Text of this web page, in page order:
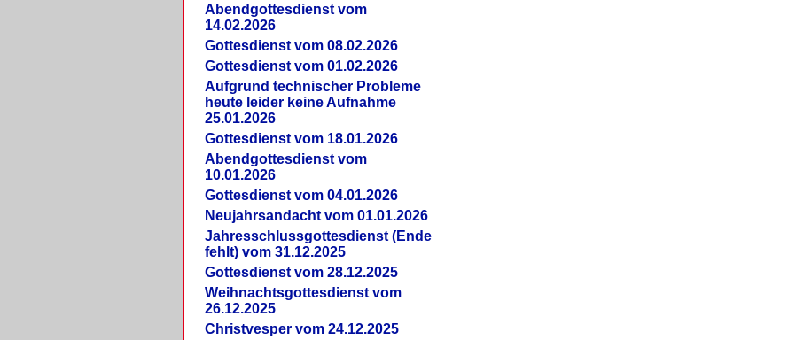
Abendgottesdienst vom
14.02.2026
Gottesdienst vom 08.02.2026
Gottesdienst vom 01.02.2026
Aufgrund technischer Probleme
heute leider keine Aufnahme
25.01.2026
Gottesdienst vom 18.01.2026
Abendgottesdienst vom
10.01.2026
Gottesdienst vom 04.01.2026
Neujahrsandacht vom 01.01.2026
Jahresschlussgottesdienst (Ende
fehlt) vom 31.12.2025
Gottesdienst vom 28.12.2025
Weihnachtsgottesdienst vom
26.12.2025
Christvesper vom 24.12.2025